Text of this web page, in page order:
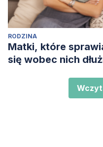
RODZINA
Matki, które
się wobec nich